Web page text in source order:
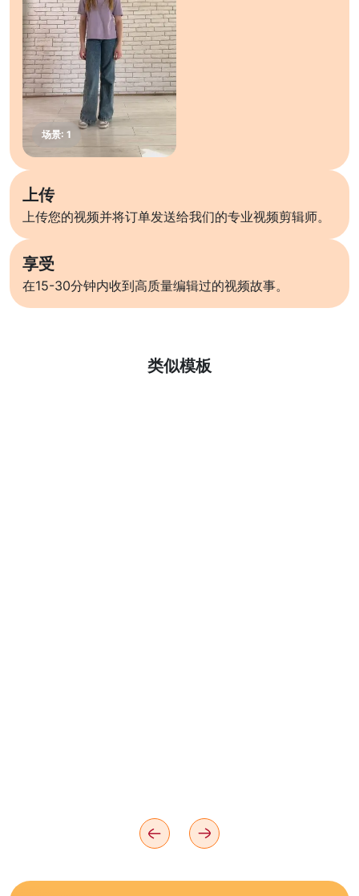
上传
上传您的视频并将订单发送给我们的专业视频剪辑师。
享受
在15-30分钟内收到高质量编辑过的视频故事。
类似模板
了解更多